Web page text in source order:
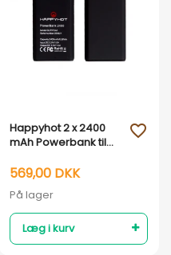
Vis her
Happyhot 2 x 2400
mAh Powerbank til
569,00 DKK
På lager
Læg i kurv
favorite_outline